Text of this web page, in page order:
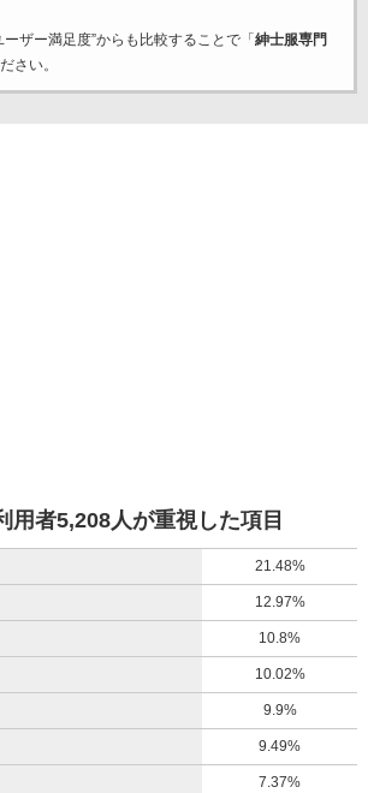
ザー満足度”からも比較することで「 紳士服専門
さい。
用者5,208人が重視した項目
21.48%
12.97%
10.8%
10.02%
9.9%
9.49%
7.37%